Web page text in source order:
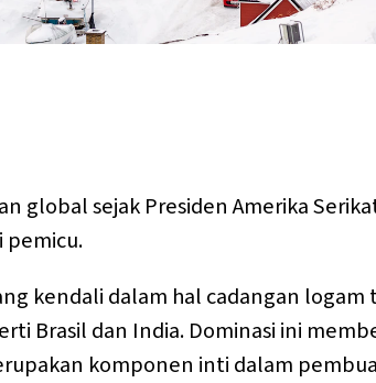
global sejak Presiden Amerika
pemicu.
kendali dalam hal cadangan
Brasil dan India. Dominasi ini
komponen inti dalam